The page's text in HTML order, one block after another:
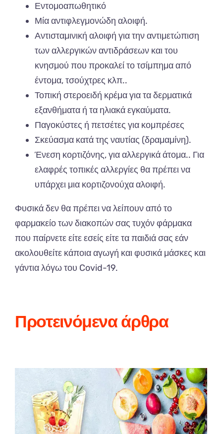
Εντομοαπωθητικό
Μία αντιφλεγμονώδη αλοιφή.
Αντισταμινική αλοιφή για την αντιμετώπιση
των αλλεργικών αντιδράσεων και του
κνησμού που προκαλεί το τσίμπημα από
έντομα, τσούχτρες κλπ..
Τοπική στεροειδή κρέμα για τα δερματικά
εξανθήματα ή τα ηλιακά εγκαύματα.
Παγοκύστες ή πετσέτες για κομπρέσες
Σκεύασμα κατά της ναυτίας (δραμαμίνη).
Ένεση κορτιζόνης, για αλλεργικά άτομα.. Για
ελαφρές τοπικές αλλεργίες θα πρέπει να
υπάρχει μια κορτιζονούχα αλοιφή.
Φυσικά δεν θα πρέπει να λείπουν από το
φαρμακείο των διακοπών σας τυχόν φάρμακα
που παίρνετε είτε εσείς είτε τα παιδιά σας εάν
ακολουθείτε κάποια αγωγή και φυσικά μάσκες και
γάντια λόγω του Covid-19.
Προτεινόμενα άρθρα